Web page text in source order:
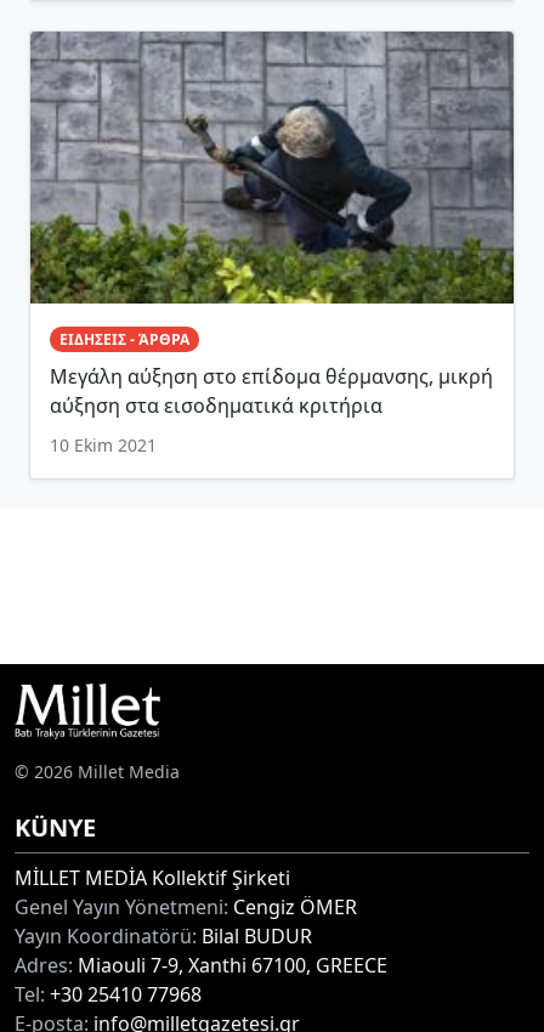
ΕΙΔΗΣΕΙΣ - ΆΡΘΡΑ
Μεγάλη αύξηση στο επίδομα θέρμανσης, μικρή
αύξηση στα εισοδηματικά κριτήρια
10 Ekim 2021
© 2026 Millet Media
KÜNYE
MİLLET MEDİA Kollektif Şirketi
Genel Yayın Yönetmeni: Cengiz ÖMER
Yayın Koordinatörü: Bilal BUDUR
Adres: Miaouli 7-9, Xanthi 67100, GREECE
Tel: +30 25410 77968
E-posta: info@milletgazetesi.gr